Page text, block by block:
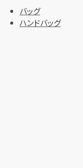
バッグ
ハンドバッグ